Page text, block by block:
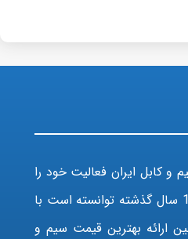
و کابل ایران فعالیت خود را
آغاز کرده است در طول 10 سال گذشته توانسته است با
ارائه بهترین قیمت سیم و